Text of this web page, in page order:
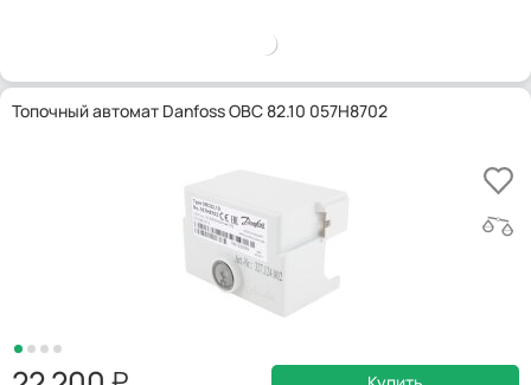
Топочный автомат Danfoss OBC 82.10 057H8702